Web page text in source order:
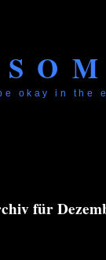
okay in the
für